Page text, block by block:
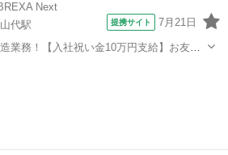
Next
代駅
提携サイト 7月21日
業務！【入社祝い金10万円支給】お友達